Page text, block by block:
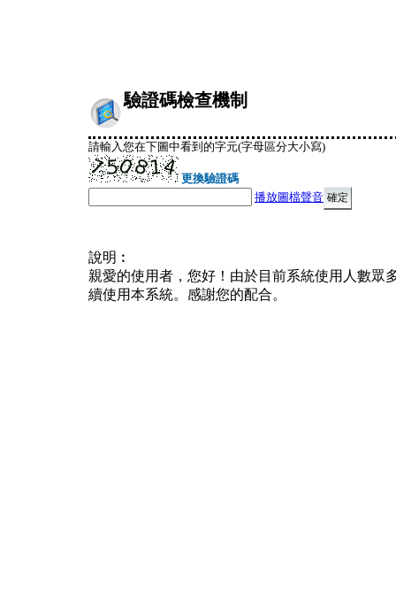
驗證碼檢查機制
請輸入您在下圖中看到的字元(字母區分大小寫)
更換驗證碼
播放圖檔聲音
說明︰
親愛的使用者，您好！由於目前系統使用人數眾
續使用本系統。感謝您的配合。